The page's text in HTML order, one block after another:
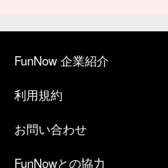
FunNow 企業紹介
利用規約
お問い合わせ
FunNowとの協力